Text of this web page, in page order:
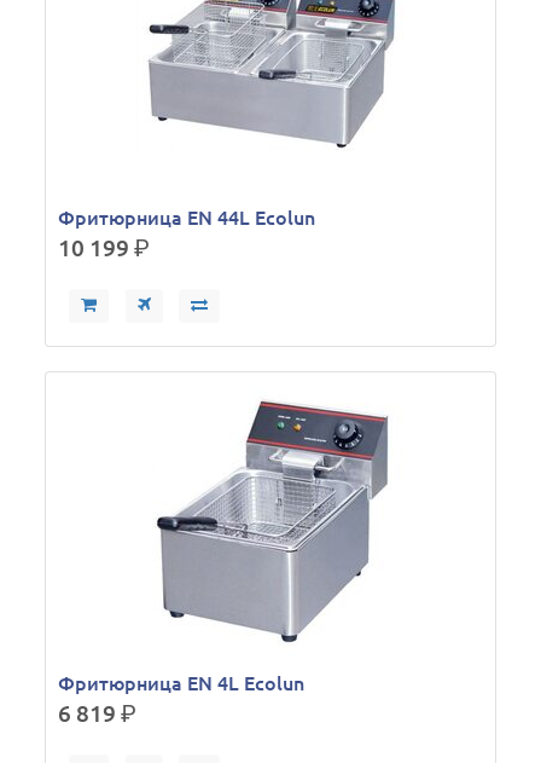
Фритюрница EN 44L Ecolun
10 199р.
Фритюрница EN 4L Ecolun
6 819р.